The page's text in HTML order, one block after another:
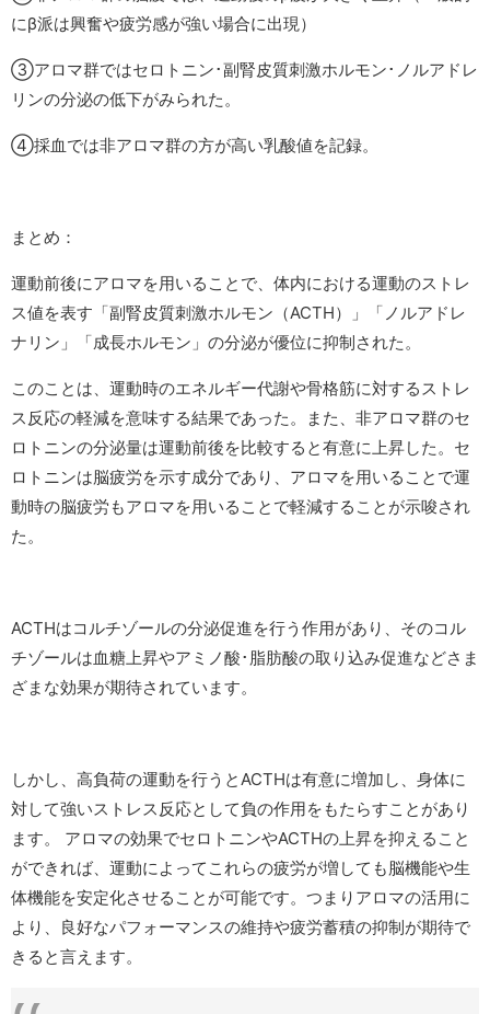
にβ派は興奮や疲労感が強い場合に出現）
③アロマ群ではセロトニン･副腎皮質刺激ホルモン･ノルアドレ
リンの分泌の低下がみられた。
④採血では非アロマ群の方が高い乳酸値を記録。
まとめ：
運動前後にアロマを用いることで、体内における運動のストレ
ス値を表す「副腎皮質刺激ホルモン（ACTH）」「ノルアドレ
ナリン」「成長ホルモン」の分泌が優位に抑制された。
このことは、運動時のエネルギー代謝や骨格筋に対するストレ
ス反応の軽減を意味する結果であった。また、非アロマ群のセ
ロトニンの分泌量は運動前後を比較すると有意に上昇した。セ
ロトニンは脳疲労を示す成分であり、アロマを用いることで運
動時の脳疲労もアロマを用いることで軽減することが示唆され
た。
ACTHはコルチゾールの分泌促進を行う作用があり、そのコル
チゾールは血糖上昇やアミノ酸･脂肪酸の取り込み促進などさま
ざまな効果が期待されています。
しかし、高負荷の運動を行うとACTHは有意に増加し、身体に
対して強いストレス反応として負の作用をもたらすことがあり
ます。 アロマの効果でセロトニンやACTHの上昇を抑えること
ができれば、運動によってこれらの疲労が増しても脳機能や生
体機能を安定化させることが可能です。つまりアロマの活用に
より、良好なパフォーマンスの維持や疲労蓄積の抑制が期待で
きると言えます。